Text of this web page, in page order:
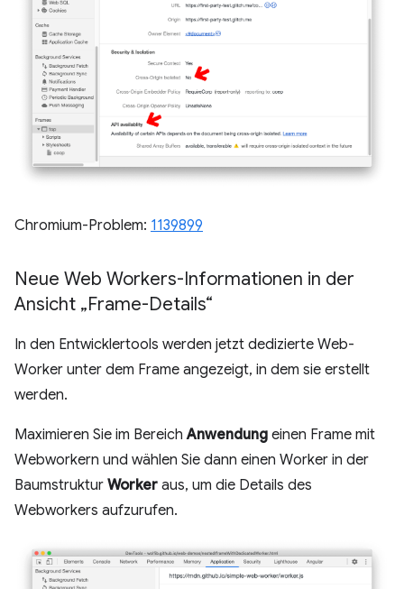
Chromium-Problem: 1139899
Neue Web Workers-Informationen in der
Ansicht „Frame-Details“
In den Entwicklertools werden jetzt dedizierte Web-
Worker unter dem Frame angezeigt, in dem sie erstellt
werden.
Maximieren Sie im BereichAnwendung einen Frame mit
Webworkern und wählen Sie dann einen Worker in der
Baumstruktur Worker aus, um die Details des
Webworkers aufzurufen.